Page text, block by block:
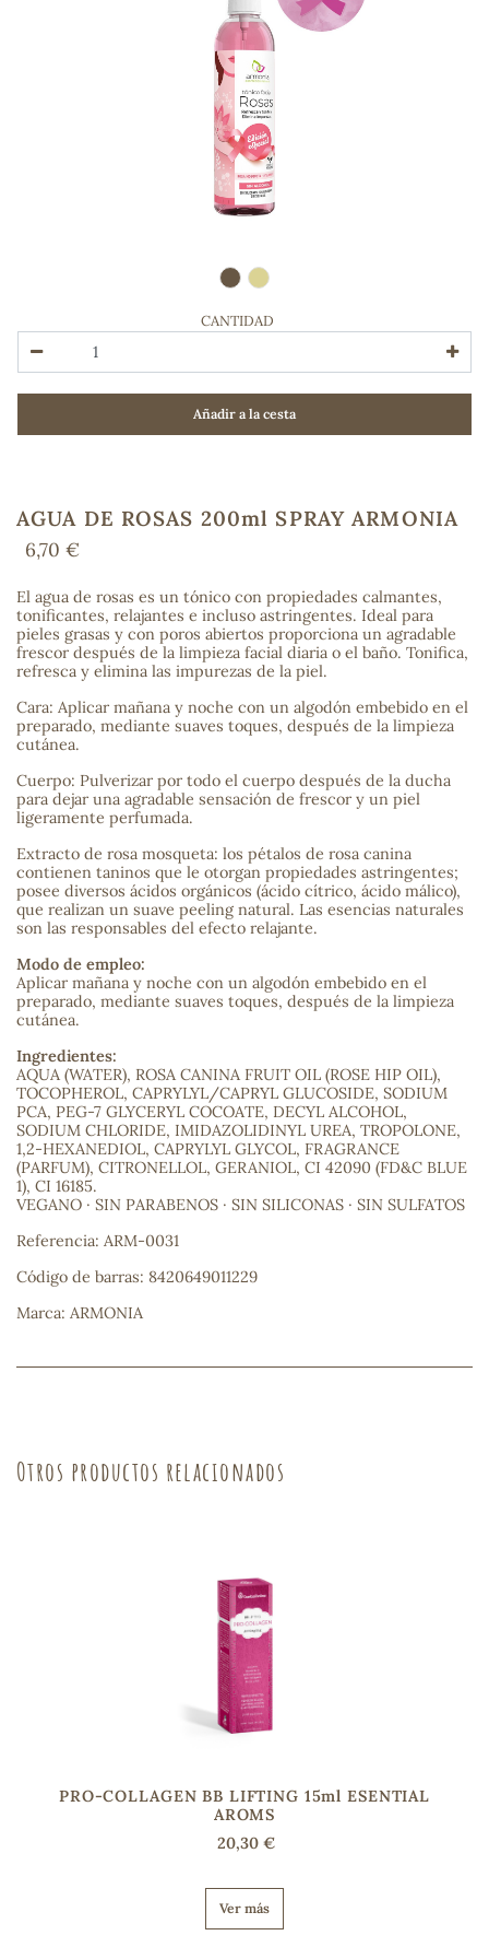
CANTIDAD
Añadir a la cesta
AGUA DE ROSAS 200ml SPRAY ARMONIA
6,70 €
El agua de rosas es un tónico con propiedades calmantes,
tonificantes, relajantes e incluso astringentes. Ideal para
pieles grasas y con poros abiertos proporciona un agradable
frescor después de la limpieza facial diaria o el baño. Tonifica,
refresca y elimina las impurezas de la piel.
Cara: Aplicar mañana y noche con un algodón embebido en el
preparado, mediante suaves toques, después de la limpieza
cutánea.
Cuerpo: Pulverizar por todo el cuerpo después de la ducha
para dejar una agradable sensación de frescor y un piel
ligeramente perfumada.
Extracto de rosa mosqueta: los pétalos de rosa canina
contienen taninos que le otorgan propiedades astringentes;
posee diversos ácidos orgánicos (ácido cítrico, ácido málico),
que realizan un suave peeling natural. Las esencias naturales
son las responsables del efecto relajante.
Modo de empleo:
Aplicar mañana y noche con un algodón embebido en el
preparado, mediante suaves toques, después de la limpieza
cutánea.
Ingredientes:
AQUA (WATER), ROSA CANINA FRUIT OIL (ROSE HIP OIL),
TOCOPHEROL, CAPRYLYL/CAPRYL GLUCOSIDE, SODIUM
PCA, PEG-7 GLYCERYL COCOATE, DECYL ALCOHOL,
SODIUM CHLORIDE, IMIDAZOLIDINYL UREA, TROPOLONE,
1,2-HEXANEDIOL, CAPRYLYL GLYCOL, FRAGRANCE
(PARFUM), CITRONELLOL, GERANIOL, CI 42090 (FD&C BLUE
1), CI 16185.
VEGANO · SIN PARABENOS · SIN SILICONAS · SIN SULFATOS
Referencia: ARM-0031
Código de barras: 8420649011229
Marca: ARMONIA
Otros productos relacionados
PRO-COLLAGEN BB LIFTING 15ml ESENTIAL
AROMS
20,30 €
Ver más